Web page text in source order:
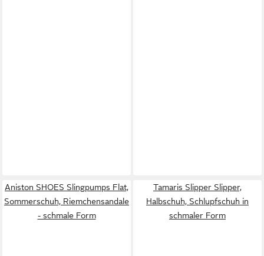
Aniston SHOES Slingpumps Flat,
Sommerschuh, Riemchensandale
- schmale Form
Tamaris Slipper Slipper,
Halbschuh, Schlupfschuh in
schmaler Form